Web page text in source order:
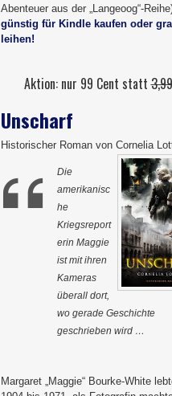
Abenteuer aus der „Langeoog“-
günstig für Kindle kaufen oder
leihen!
Aktion: nur 99 Cent statt
Unscharf
Historischer Roman von Cornelia
Die
amerikanisc
he
Kriegsreport
erin Maggie
ist mit ihren
Kameras
überall dort,
wo gerade Geschichte
geschrieben wird …
Margaret „Maggie“ Bourke-White